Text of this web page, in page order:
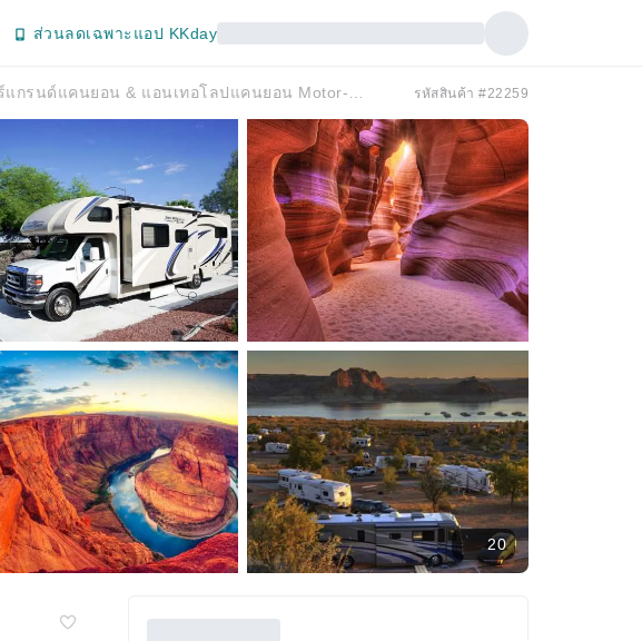
ส่วนลดเฉพาะแอป KKday
รหัสสินค้า #22259
20